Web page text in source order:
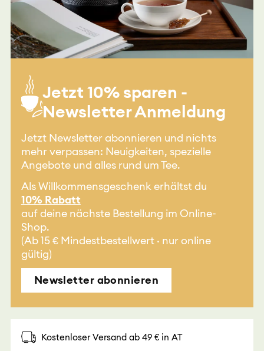
Jetzt 10% sparen -
Newsletter Anmeldung
Jetzt Newsletter abonnieren und nichts
mehr verpassen: Neuigkeiten, spezielle
Angebote und alles rund um Tee.
Als Willkommensgeschenk erhältst du
10% Rabatt
auf deine nächste Bestellung im Online-
Shop.
(Ab 15 € Mindestbestellwert · nur online
gültig)
Newsletter abonnieren
Kostenloser Versand ab 49 € in AT